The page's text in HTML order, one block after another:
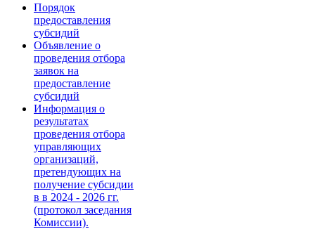
Порядок
предоставления
субсидий
Объявление о
проведения отбора
заявок на
предоставление
субсидий
Информация о
результатах
проведения отбора
управляющих
организаций,
претендующих на
получение субсидии
в в 2024 - 2026 гг.
(протокол заседания
Комиссии).